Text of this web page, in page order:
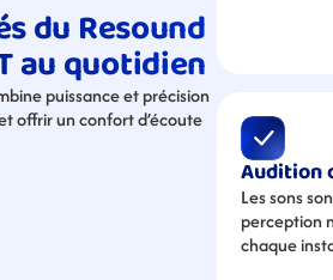
du Resound
au quotidien
puissance et précision
offrir un confort d’écoute
Audition
Les sons
perception
chaque